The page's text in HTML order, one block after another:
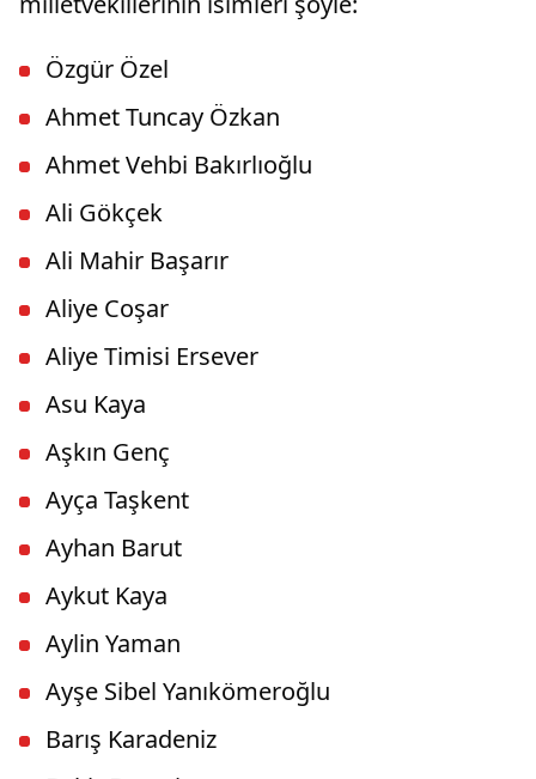
Özgür Özel
Ahmet Tuncay Özkan
Ahmet Vehbi Bakırlıoğlu
Ali Gökçek
Ali Mahir Başarır
Aliye Coşar
Aliye Timisi Ersever
Asu Kaya
Aşkın Genç
Ayça Taşkent
Ayhan Barut
Aykut Kaya
Aylin Yaman
Ayşe Sibel Yanıkömeroğlu
Barış Karadeniz